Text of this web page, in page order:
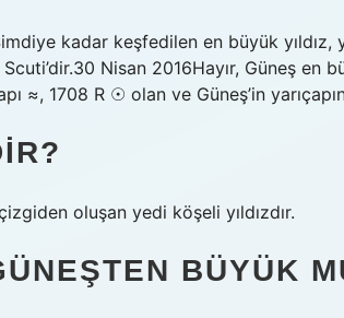
kadar keşfedilen en büyük yıldız,
Scuti’dir.30 Nisan 2016Hayır, Güneş en
≈, 1708 R ☉ olan ve Güneş’in
oluşan yedi köşeli yıldızdır.
BÜYÜK